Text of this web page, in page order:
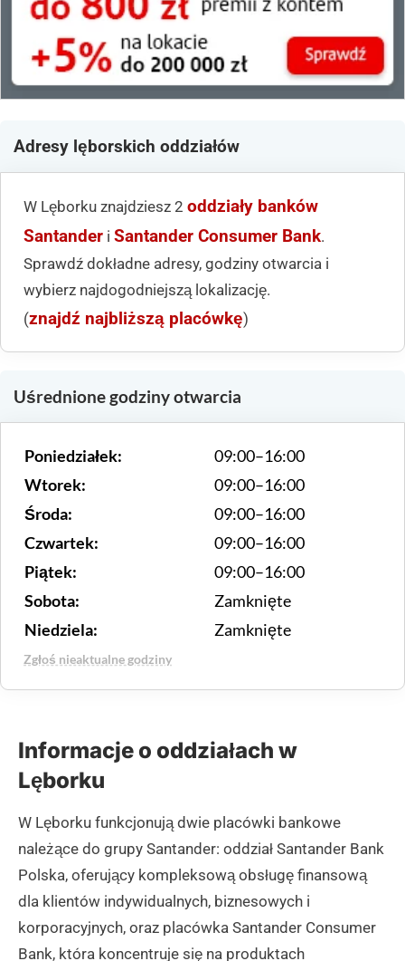
Adresy lęborskich oddziałów
W Lęborku znajdziesz 2 oddziały banków
Santander i Santander Consumer Bank.
Sprawdź dokładne adresy, godziny otwarcia i
wybierz najdogodniejszą lokalizację.
(znajdź najbliższą placówkę)
Uśrednione godziny otwarcia
Poniedziałek:
09:00–16:00
Wtorek:
09:00–16:00
Środa:
09:00–16:00
Czwartek:
09:00–16:00
Piątek:
09:00–16:00
Sobota:
Zamknięte
Niedziela:
Zamknięte
Zgłoś nieaktualne godziny
Informacje o oddziałach w
Lęborku
W Lęborku funkcjonują dwie placówki bankowe
należące do grupy Santander: oddział Santander Bank
Polska, oferujący kompleksową obsługę finansową
dla klientów indywidualnych, biznesowych i
korporacyjnych, oraz placówka Santander Consumer
Bank, która koncentruje się na produktach